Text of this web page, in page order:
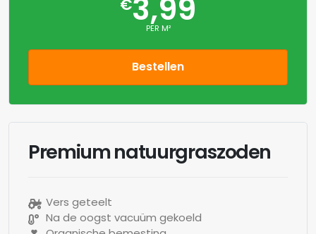
3,99
PER M²
Bestellen
Premium natuurgraszoden
Vers geteelt
Na de oogst vacuüm gekoeld